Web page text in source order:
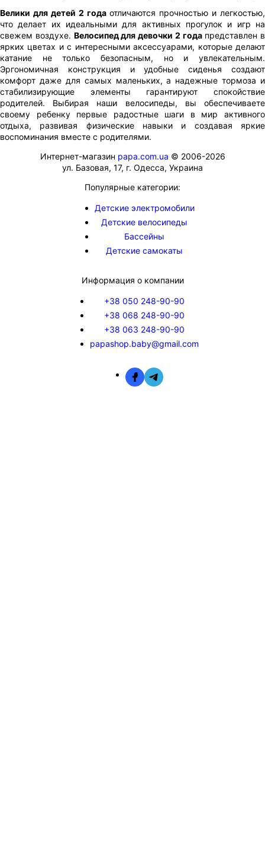
Велики для детей 2 годаотличаются прочностью и легкостью,
что делает их идеальными для активных прогулок и игр на
свежем воздухе. Велосипед для девочки 2 годапредставлен в
ярких цветах и с интересными аксессуарами, которые делают
катание не только безопасным, но и увлекательным.
Эргономичная конструкция и удобные сиденья создают
комфорт даже для самых маленьких, а надежные тормоза и
стабилизирующие элементы гарантируют спокойствие
родителей. Выбирая наши велосипеды, вы обеспечиваете
своему ребенку первые радостные шаги в мир активного
отдыха, развивая физические навыки и создавая яркие
воспоминания вместе с родителями.
Интернет-магазин papa.com.ua © 2006-2026
ул. Базовая, 17, г. Одесса, Украина
Популярные категории:
Детские электромобили
Детские велосипеды
Бассейны
Детские самокаты
Информация о компании
+38 050 248-90-90
+38 068 248-90-90
+38 063 248-90-90
papashop.baby@gmail.com